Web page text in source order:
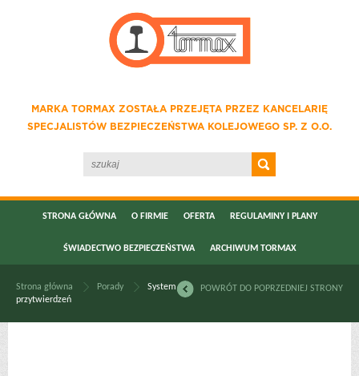
MARKA TORMAX ZOSTAŁA PRZEJĘTA PRZEZ KANCELARIĘ
SPECJALISTÓW BEZPIECZEŃSTWA KOLEJOWEGO SP. Z O.O.
STRONA GŁÓWNA O FIRMIE OFERTA REGULAMINY I PLANY
ŚWIADECTWO BEZPIECZEŃSTWA ARCHIWUM TORMAX
POWRÓT DO POPRZEDNIEJ STRONY
Strona główna Porady
System
przytwierdzeń